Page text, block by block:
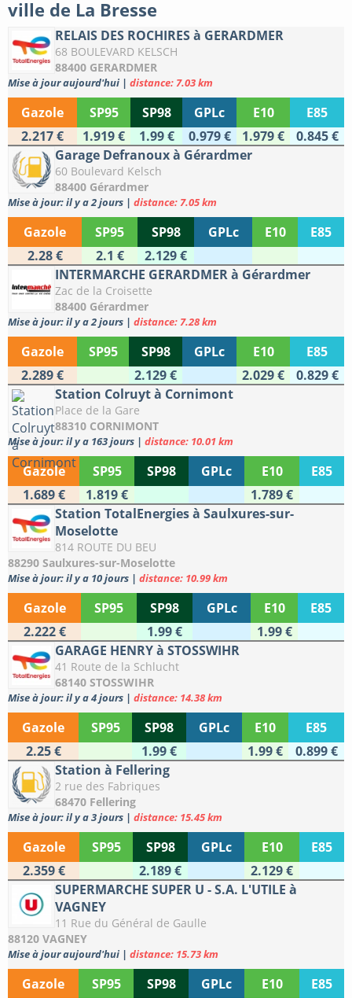
ville de La Bresse
RELAIS DES ROCHIRES à GERARDMER
68 BOULEVARD KELSCH
88400 GERARDMER
Mise à jour aujourd'hui | distance: 7.03 km
Gazole SP95 SP98 GPLc E10
E85
2.217 €
1.919 € 1.99 € 0.979 € 1.979 €
0.845 €
Garage Defranoux à Gérardmer
60 Boulevard Kelsch
88400 Gérardmer
Mise à jour: il y a 2 jours | distance: 7.05 km
Gazole SP95 SP98 GPLc E10
E85
2.28 €
2.1 €
2.129 €
INTERMARCHE GERARDMER à Gérardmer
Zac de la Croisette
88400 Gérardmer
Mise à jour: il y a 2 jours | distance: 7.28 km
Gazole SP95 SP98 GPLc E10
E85
2.289 €
2.129 € 2.029 €
0.829 €
Station Colruyt à Cornimont
Place de la Gare
88310 CORNIMONT
Mise à jour: il y a 163 jours | distance: 10.01 km
Gazole SP95 SP98 GPLc E10
E85
1.689 €
1.819 €
1.789 €
Station TotalEnergies à Saulxures-sur-
Moselotte
814 ROUTE DU BEU
88290 Saulxures-sur-Moselotte
Mise à jour: il y a 10 jours | distance: 10.99 km
Gazole SP95 SP98 GPLc E10
E85
2.222 €
1.99 €
1.99 €
GARAGE HENRY à STOSSWIHR
41 Route de la Schlucht
68140 STOSSWIHR
Mise à jour: il y a 4 jours | distance: 14.38 km
Gazole SP95 SP98 GPLc E10
E85
2.25 €
1.99 € 1.99 €
0.899 €
Station à Fellering
2 rue des Fabriques
68470 Fellering
Mise à jour: il y a 3 jours | distance: 15.45 km
Gazole SP95 SP98 GPLc E10
E85
2.359 €
2.189 €
2.129 €
SUPERMARCHE SUPER U - S.A. L'UTILE à
VAGNEY
11 Rue du Général de Gaulle
88120 VAGNEY
Mise à jour aujourd'hui | distance: 15.73 km
Gazole SP95 SP98 GPLc E10
E85